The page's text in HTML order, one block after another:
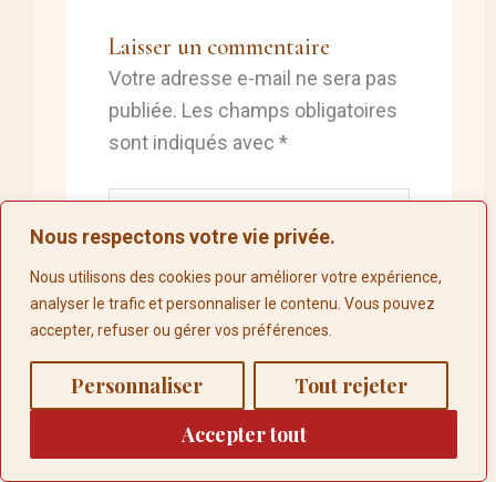
Nous respectons votre vie privée.
Nous utilisons des cookies pour améliorer votre expérience,
analyser le trafic et personnaliser le contenu. Vous pouvez
accepter, refuser ou gérer vos préférences.
Personnaliser
Tout rejeter
Accepter tout
Laisser un commentaire
Votre adresse e-mail ne sera pas
publiée. Les champs obligatoires
sont indiqués avec*
Écrivez
ici…